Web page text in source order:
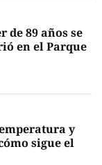
de 89 años se
en el Parque
y
sigue el